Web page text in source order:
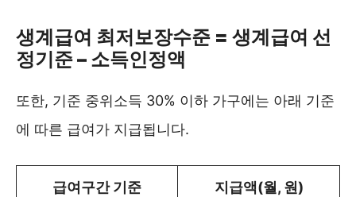
생계급여 최저보장수준 = 생계급여 선
정기준 – 소득인정액
또한, 기준 중위소득 30% 이하 가구에는 아래 기준
에 따른 급여가 지급됩니다.
급여구간 기준 지급액(월, 원)